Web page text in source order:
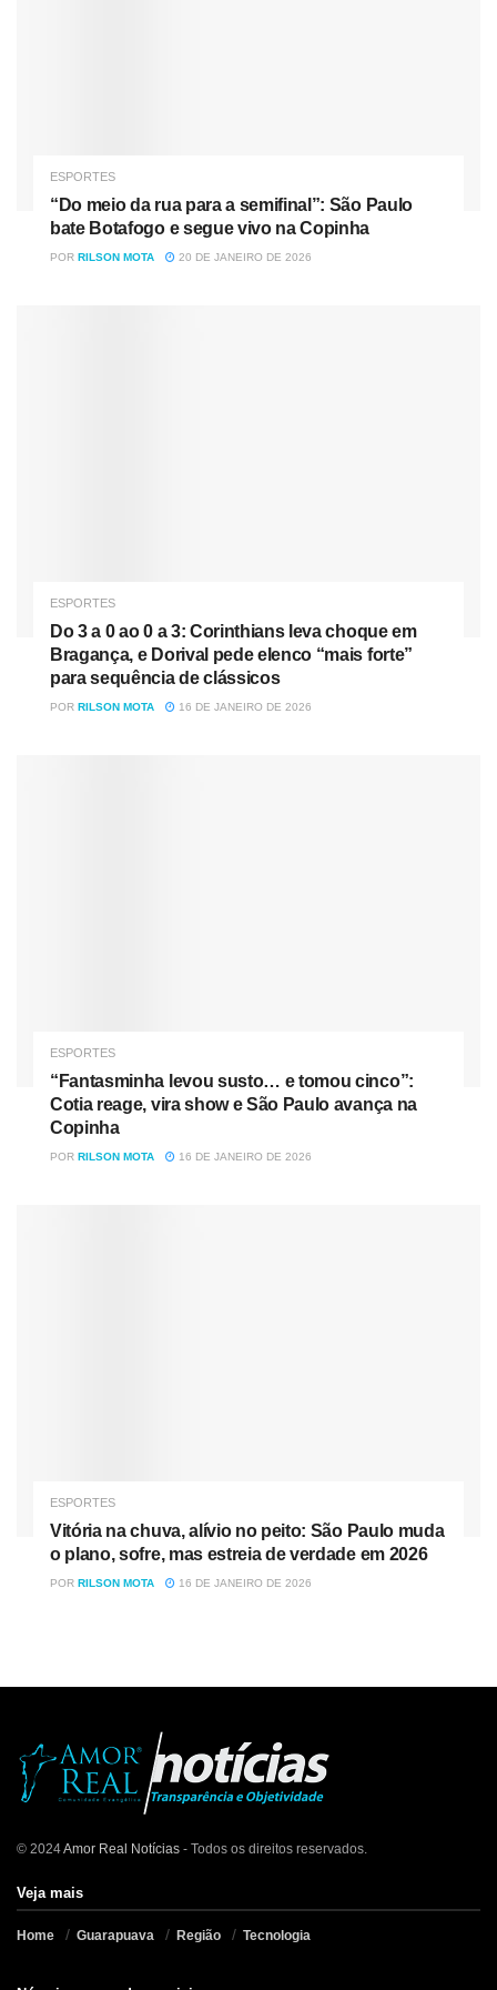
ESPORTES
“Do meio da rua para a semifinal”: São Paulo
bate Botafogo e segue vivo na Copinha
POR RILSON MOTA 20 DE JANEIRO DE 2026
ESPORTES
Do 3 a 0 ao 0 a 3: Corinthians leva choque em
Bragança, e Dorival pede elenco “mais forte”
para sequência de clássicos
POR RILSON MOTA 16 DE JANEIRO DE 2026
ESPORTES
“Fantasminha levou susto… e tomou cinco”:
Cotia reage, vira show e São Paulo avança na
Copinha
POR RILSON MOTA 16 DE JANEIRO DE 2026
ESPORTES
Vitória na chuva, alívio no peito: São Paulo muda
o plano, sofre, mas estreia de verdade em 2026
POR RILSON MOTA 16 DE JANEIRO DE 2026
© 2024Amor Real Notícias - Todos os direitos reservados.
Veja mais
Home Guarapuava Região Tecnologia